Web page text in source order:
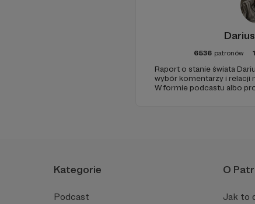
6536 patronów
Raport o stanie świata
wybór komentarzy i relacji
W formie podcastu albo
Kategorie
Podcast
O
Jak to